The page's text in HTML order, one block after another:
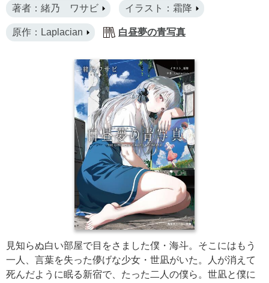
著者：緒乃 ワサビ イラスト：霜降
原作：Laplacian 白昼夢の青写真
見知らぬ白い部屋で目をさました僕・海斗。そこにはもう
一人、言葉を失った儚げな少女・世凪がいた。人が消えて
死んだように眠る新宿で、たった二人の僕ら。世凪と僕に